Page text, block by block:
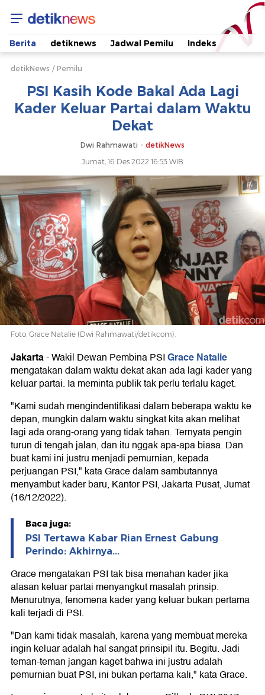
PSI
Kasih
Kode
Bakal
Lagi
Kader
Keluar
Partai
dalam
Waktu
Dekat
Berita detiknews Jadwal Pemilu Indeks
detikNews Pemilu
PSI Kasih Kode Bakal Ada Lagi
Kader Keluar Partai dalam Waktu
Dekat
Dwi Rahmawati - detikNews
Jumat, 16 Des 2022 16:53 WIB
Foto: Grace Natalie (Dwi Rahmawati/detikcom).
Jakarta-Wakil Dewan Pembina PSIGrace Natalie
mengatakan dalam waktu dekat akan ada lagi kader yang
keluar partai. Ia meminta publik tak perlu terlalu kaget.
"Kami sudah mengindentifikasi dalam beberapa waktu ke
depan, mungkin dalam waktu singkat kita akan melihat
lagi ada orang-orang yang tidak tahan. Ternyata pengin
turun di tengah jalan, dan itu nggak apa-apa biasa. Dan
buat kami ini justru menjadi pemurnian, kepada
perjuangan PSI," kata Grace dalam sambutannya
menyambut kader baru, Kantor PSI, Jakarta Pusat, Jumat
(16/12/2022).
Baca juga:
PSI Tertawa Kabar Rian Ernest Gabung
Perindo: Akhirnya...
Grace mengatakan PSI tak bisa menahan kader jika
alasan keluar partai menyangkut masalah prinsip.
Menurutnya, fenomena kader yang keluar bukan pertama
kali terjadi di PSI.
"Dan kami tidak masalah, karena yang membuat mereka
ingin keluar adalah hal sangat prinsipil itu. Begitu. Jadi
teman-teman jangan kaget bahwa ini justru adalah
pemurnian buat PSI, ini bukan pertama kali," kata Grace.